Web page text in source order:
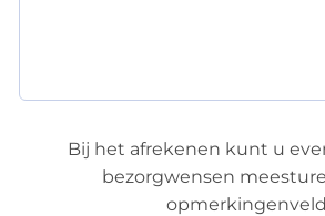
Bij het afrekenen kunt u
bezorgwensen